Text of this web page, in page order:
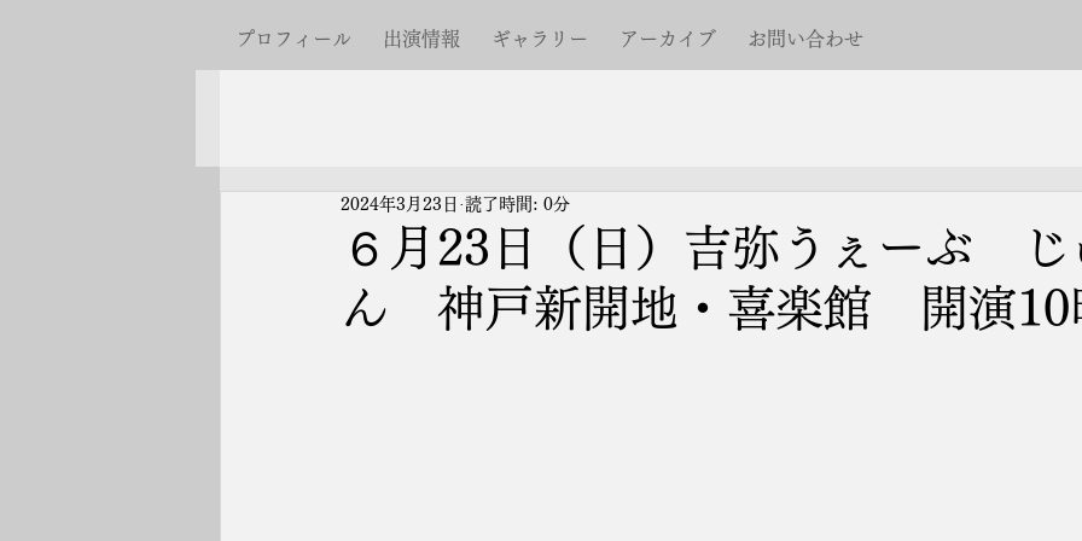
プロフィール 出演情報 ギャラリー アーカイブ お問い合わせ
６月23日（日）吉弥うぇーぶ じ
ん 神戸新開地・喜楽館 開演10
2024年3月23日 読了時間: 0分